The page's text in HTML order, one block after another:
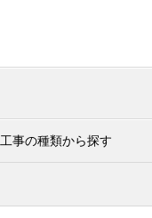
工事の種類から探す